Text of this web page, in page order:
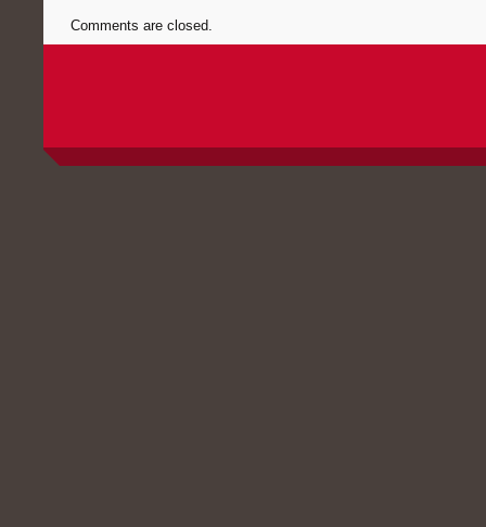
Comments are closed.